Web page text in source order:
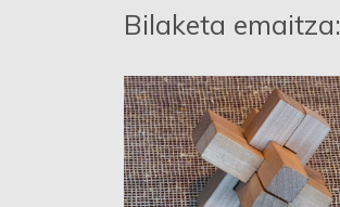
Bilaketa emaitza: